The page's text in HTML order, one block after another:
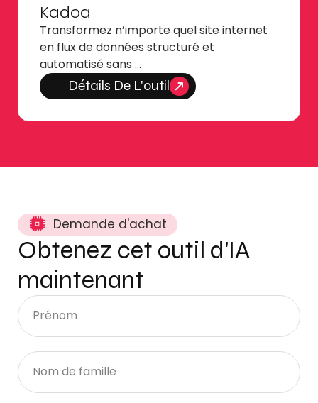
Kadoa
Transformez n’importe quel site internet
en flux de données structuré et
automatisé sans …
Détails De L'outil
Demande d'achat
Obtenez cet outil d'IA
maintenant